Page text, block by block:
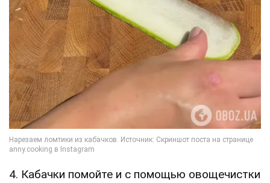
4. Кабачки помойте и с помощью овощечистки